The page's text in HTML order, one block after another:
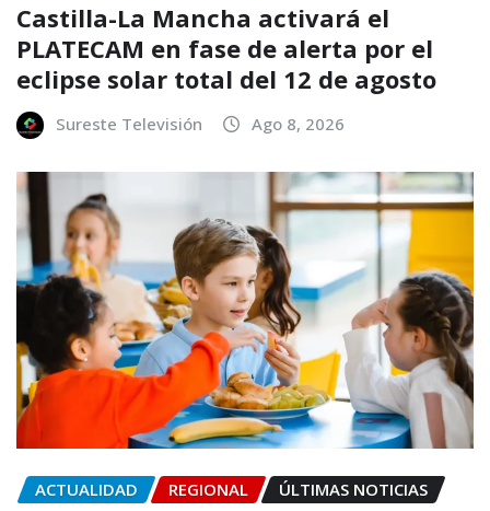
Castilla-La Mancha activará el
PLATECAM en fase de alerta por el
eclipse solar total del 12 de agosto
Sureste Televisión Ago 8, 2026
ACTUALIDAD REGIONAL ÚLTIMAS NOTICIAS